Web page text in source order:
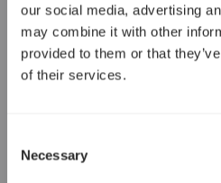
our social media, advertising
may combine it with other
provided to them or that
of their services.
Selection
Necessary